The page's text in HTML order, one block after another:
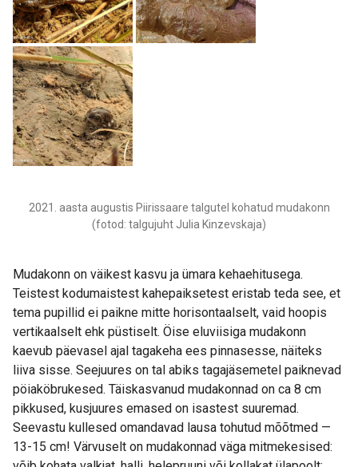
2021. aasta augustis Piirissaare talgutel kohatud mudakonn
(fotod: talgujuht Julia Kinzevskaja)
Mudakonn on väikest kasvu ja ümara kehaehitusega.
Teistest kodumaistest kahepaiksetest eristab teda see, et
tema pupillid ei paikne mitte horisontaalselt, vaid hoopis
vertikaalselt ehk püstiselt. Öise eluviisiga mudakonn
kaevub päevasel ajal tagakeha ees pinnasesse, näiteks
liiva sisse. Seejuures on tal abiks tagajäsemetel paiknevad
pöiaköbrukesed. Täiskasvanud mudakonnad on ca 8 cm
pikkused, kusjuures emased on isastest suuremad.
Seevastu kullesed omandavad lausa tohutud mõõtmed —
13-15 cm! Värvuselt on mudakonnad väga mitmekesised: